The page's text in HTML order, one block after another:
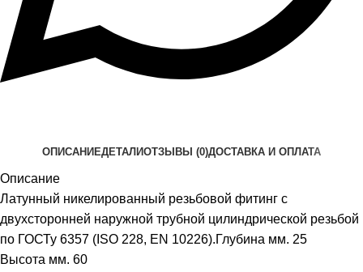
ОПИСАНИЕДЕТАЛИОТЗЫВЫ (0)ДОСТАВКА И ОПЛАТА
Описание
Латунный никелированный резьбовой фитинг с
двухсторонней наружной трубной цилиндрической резьбой
по ГОСТу 6357 (ISO 228, EN 10226).Глубина мм. 25
Высота мм. 60